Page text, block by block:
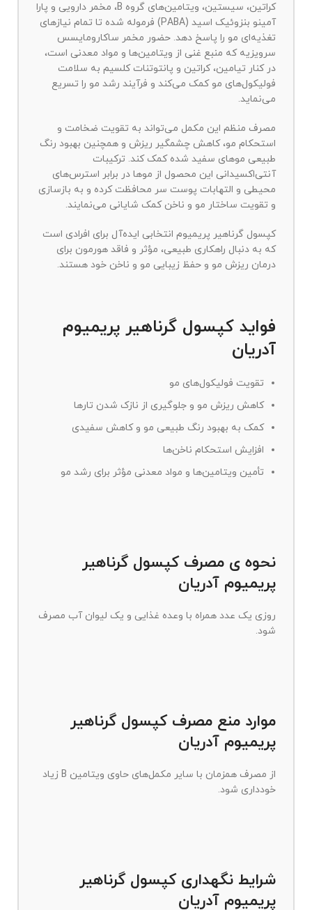
کراتین، سیستین، ویتامین‌های گروه B، مخمر دارویی و پارا
آمینو بنزوئیک اسید (PABA) فرموله شده تا تمام نیازهای
تغذیه‌ای مو را پاسخ دهد. حضور مخمر ساکارومایسس
سرویزیه که منبع غنی از ویتامین‌ها و مواد معدنی است،
در کنار تیامین، کراتین و پانتوتنات کلسیم به سلامت
فولیکول‌های مو کمک می‌کند و فرآیند رشد مو را تسریع
می‌نماید.
مصرف منظم این مکمل می‌تواند به تقویت ضخامت و
استحکام مو، کاهش چشمگیر ریزش و همچنین بهبود رنگ
طبیعی موهای سفید شده کمک کند. ترکیبات
آنتی‌اکسیدانی این محصول از موها در برابر استرس‌های
محیطی و التهابات پوست سر محافظت کرده و به بازسازی
و تقویت ساختار مو و ناخن کمک شایانی می‌نمایند.
کپسول گرناهیر پریمیوم انتخابی ایده‌آل برای افرادی است
که به دنبال راهکاری طبیعی، مؤثر و فاقد هورمون برای
درمان ریزش مو و حفظ زیبایی مو و ناخن خود هستند.
فواید کپسول گرناهیر پریمیوم
آدریان
تقویت فولیکول‌های مو
کاهش ریزش مو و جلوگیری از نازک شدن تارها
کمک به بهبود رنگ طبیعی مو و کاهش سفیدی
افزایش استحکام ناخن‌ها
تأمین ویتامین‌ها و مواد معدنی مؤثر برای رشد مو
نحوه ی مصرف کپسول گرناهیر
پریمیوم آدریان
روزی یک عدد همراه با وعده غذایی و یک لیوان آب مصرف
شود.
موارد منع مصرف کپسول گرناهیر
پریمیوم آدریان
از مصرف همزمان با سایر مکمل‌های حاوی ویتامین B زیاد
خودداری شود.
شرایط نگهداری کپسول گرناهیر
پریمیوم آدریان